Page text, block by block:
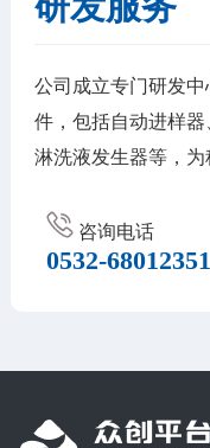
公司成立专门研发中
件，包括自动进样
淋洗液发生器等，为
咨询电话
0532-68012351